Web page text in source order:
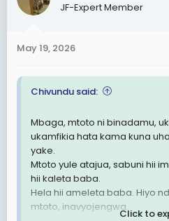
Tusizae kwa pressure za sifa
unakula proteins..” Mtoto sio
usiku mmoja. Ukifanya
ambaye hana kosa lolote.
Mwisho wa siku mtoto
akaona sawa zamani
atakacho lakini ni ngumu
hukuwepo akiwa under 10
amekutafuta ukubwani basi
nzuri au una miliki migodi na
mwigulu..
i
s
JF-Expert Member
May 19, 2026
Chivundu said:
Mbaga, mtoto ni binadamu,
ukamfikia hata kama kuna
yake.
Mtoto yule atajua, sabuni hii
hii kaleta baba.
Hela hii ameleta baba. Hiyo
mtoto, inavyojengwa.
Click to